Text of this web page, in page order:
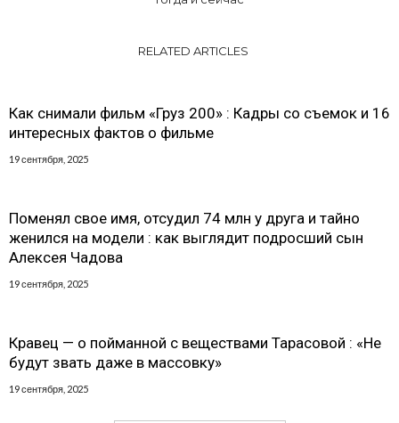
RELATED ARTICLES
Как снимали фильм «Груз 200» : Кадры со съемок и 16
интересных фактов о фильме
19 сентября, 2025
Поменял свое имя, отсудил 74 млн у друга и тайно
женился на модели : как выглядит подросший сын
Алексея Чадова
19 сентября, 2025
Кравец — о пойманной с веществами Тарасовой : «Не
будут звать даже в массовку»
19 сентября, 2025